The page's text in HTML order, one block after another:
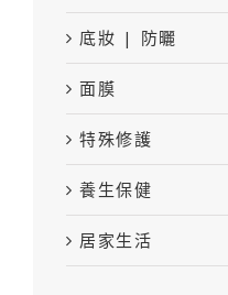
底妝 | 防曬
面膜
特殊修護
養生保健
居家生活